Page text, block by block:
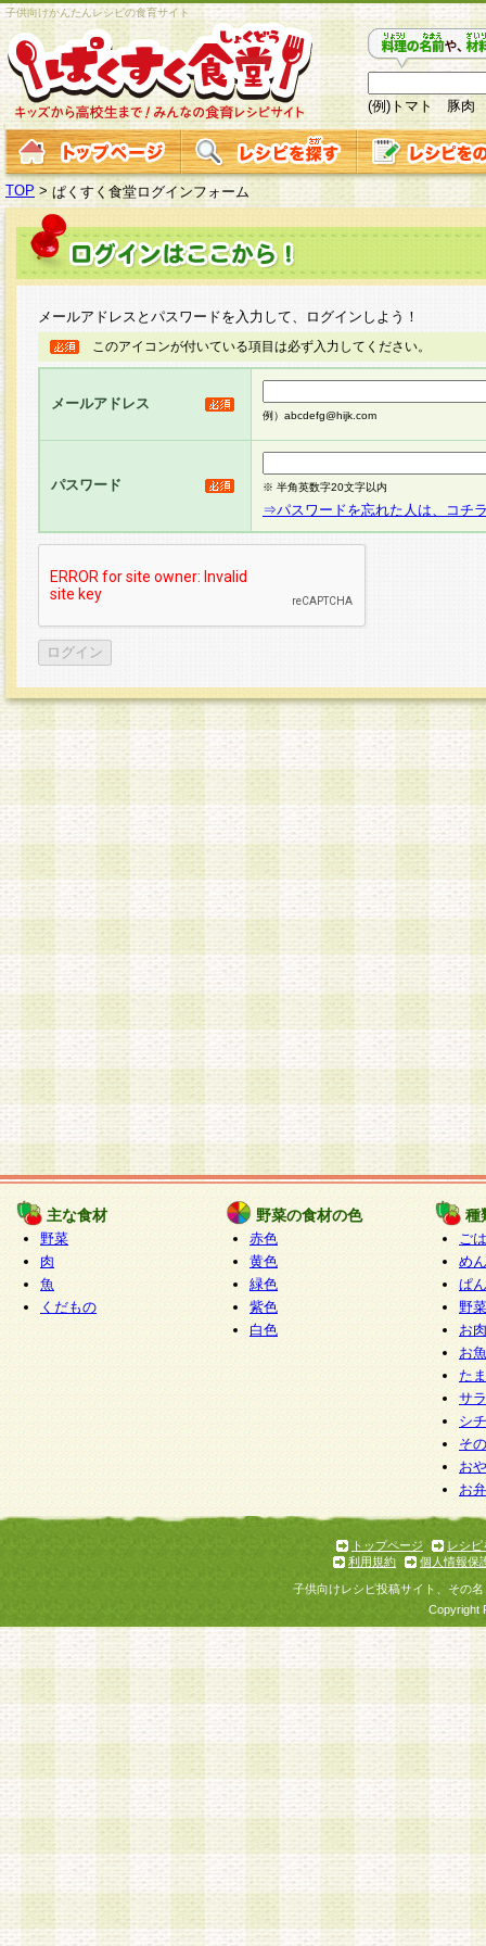
子供向けかんたんレシピの食育サイト
(例)トマト 豚肉
TOP > ぱくすく食堂ログインフォーム
メールアドレスとパスワードを入力して、ログインしよう！
このアイコンが付いている項目は必ず入力してください。
メールアドレス
例）abcdefg@hijk.com
パスワード ※ 半角英数字20文字以内
⇒パスワードを忘れた人は、コチ
主な食材
野菜
肉
魚
くだもの
野菜の食材の色
赤色
黄色
緑色
紫色
白色
種
ご
めん
ぱん
野
お
お
た
サ
シ
そ
お
お
トップページ
レシピ
利用規約
個人情報保
子供向けレシピ投稿サイト、その
Copyright